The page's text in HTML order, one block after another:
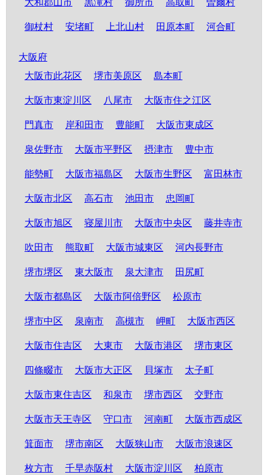
大和郡山市 黒滝村 御所市 高取町 曽爾村
御杖村 安堵町 上北山村 田原本町 河合町
大阪府
大阪市此花区
堺市美原区 島本町
大阪市東淀川区 八尾市 大阪市住之江区
門真市 岸和田市 豊能町 大阪市東成区
泉佐野市 大阪市平野区 摂津市 豊中市
能勢町 大阪市福島区 大阪市生野区 富田林市
大阪市北区 高石市 池田市 忠岡町
大阪市旭区 寝屋川市 大阪市中央区 藤井寺市
吹田市 熊取町 大阪市城東区 河内長野市
堺市堺区 東大阪市 泉大津市 田尻町
大阪市都島区 大阪市阿倍野区 松原市
堺市中区 泉南市 高槻市 岬町 大阪市西区
大阪市住吉区 大東市 大阪市港区 堺市東区
四條畷市 大阪市大正区 貝塚市 太子町
大阪市東住吉区 和泉市 堺市西区 交野市
大阪市天王寺区 守口市 河南町 大阪市西成区
箕面市 堺市南区 大阪狭山市 大阪市浪速区
枚方市 千早赤阪村 大阪市淀川区 柏原市